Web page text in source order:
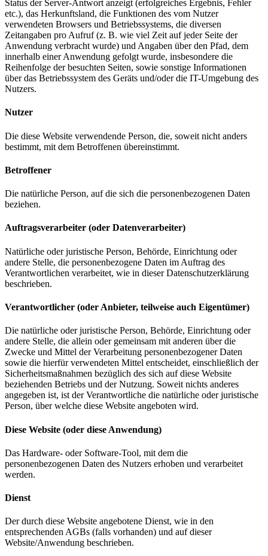
Status der Server-Antwort anzeigt (erfolgreiches Ergebnis, Fehler
etc.), das Herkunftsland, die Funktionen des vom Nutzer
verwendeten Browsers und Betriebssystems, die diversen
Zeitangaben pro Aufruf (z. B. wie viel Zeit auf jeder Seite der
Anwendung verbracht wurde) und Angaben über den Pfad, dem
innerhalb einer Anwendung gefolgt wurde, insbesondere die
Reihenfolge der besuchten Seiten, sowie sonstige Informationen
über das Betriebssystem des Geräts und/oder die IT-Umgebung des
Nutzers.
Nutzer
Die diese Website verwendende Person, die, soweit nicht anders
bestimmt, mit dem Betroffenen übereinstimmt.
Betroffener
Die natürliche Person, auf die sich die personenbezogenen Daten
beziehen.
Auftragsverarbeiter (oder Datenverarbeiter)
Natürliche oder juristische Person, Behörde, Einrichtung oder
andere Stelle, die personenbezogene Daten im Auftrag des
Verantwortlichen verarbeitet, wie in dieser Datenschutzerklärung
beschrieben.
Verantwortlicher (oder Anbieter, teilweise auch Eigentümer)
Die natürliche oder juristische Person, Behörde, Einrichtung oder
andere Stelle, die allein oder gemeinsam mit anderen über die
Zwecke und Mittel der Verarbeitung personenbezogener Daten
sowie die hierfür verwendeten Mittel entscheidet, einschließlich der
Sicherheitsmaßnahmen bezüglich des sich auf diese Website
beziehenden Betriebs und der Nutzung. Soweit nichts anderes
angegeben ist, ist der Verantwortliche die natürliche oder juristische
Person, über welche diese Website angeboten wird.
Diese Website (oder diese Anwendung)
Das Hardware- oder Software-Tool, mit dem die
personenbezogenen Daten des Nutzers erhoben und verarbeitet
werden.
Dienst
Der durch diese Website angebotene Dienst, wie in den
entsprechenden AGBs (falls vorhanden) und auf dieser
Website/Anwendung beschrieben.